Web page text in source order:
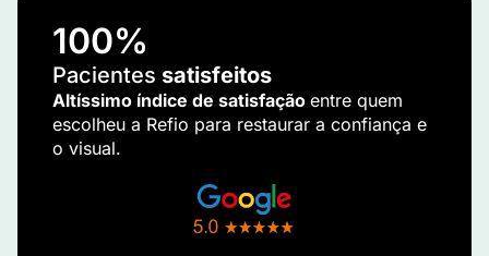
100%
Pacientes satisfeitos
Altíssimo índice de satisfação entre quem
escolheu a Refio para restaurar a confiança e
o visual.